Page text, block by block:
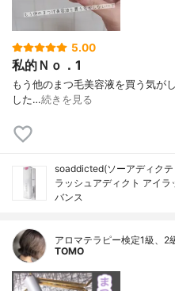
5.00
私的Ｎｏ．1
もう他のまつ毛美容液を買う気が
した…続きを見る
soaddicted(ソーアディクテ
ラッシュアディクト アイ
バンス
アロマテラピー検定1級、2
TOMO